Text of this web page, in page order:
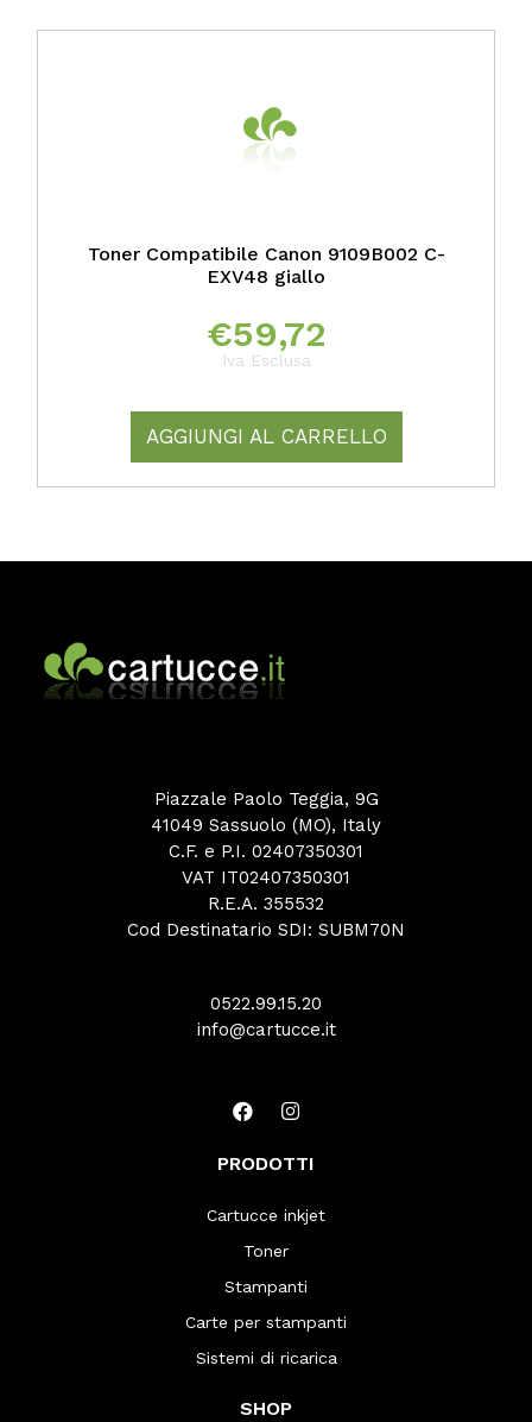
Toner Compatibile Canon 9109B002 C-
EXV48 giallo
€59,72
Iva Esclusa
AGGIUNGI AL CARRELLO
Piazzale Paolo Teggia, 9G
41049 Sassuolo (MO), Italy
C.F. e P.I. 02407350301
VAT IT02407350301
R.E.A. 355532
Cod Destinatario SDI: SUBM70N
0522.99.15.20
info@cartucce.it
PRODOTTI
Cartucce inkjet
Toner
Stampanti
Carte per stampanti
Sistemi di ricarica
SHOP